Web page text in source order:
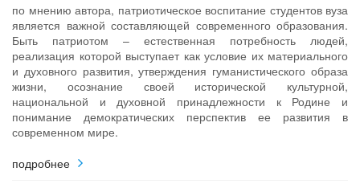
по мнению автора, патриотическое воспитание студентов вуза
является важной составляющей современного образования.
Быть патриотом – естественная потребность людей,
реализация которой выступает как условие их материального
и духовного развития, утверждения гуманистического образа
жизни, осознание своей исторической культурной,
национальной и духовной принадлежности к Родине и
понимание демократических перспектив ее развития в
современном мире.
подробнее